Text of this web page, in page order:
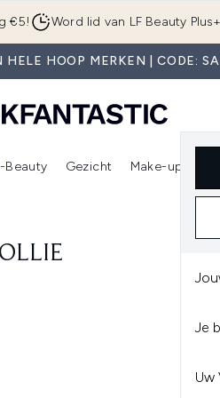
Overslaan naar de hoofdinhoud
€5! Word lid van LF Beauty Plus+
HOOP MERKEN | CODE:
Je
Uw
(Beauty Box) Enter submenu (New & Trending)
Beauty
Enter submenu (K-Beauty)
Gezicht Make-up